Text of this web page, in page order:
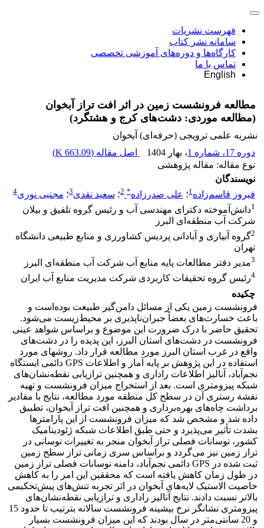
فهرست نشریات
سامانه نشر کتاب
کارگاه‌ها و دوره‌های آموزشی تخصصی
تماس با ما
English
مطالعه فرونشست زمین در اثر افت تراز آبخوان
(مطالعه موردی: دشت‌های کرج و هشتگرد)
نشریه علمی ترویجی (حرفه‌ای) آبخوان
دوره 17، شماره 1
، بهار 1404 اصل مقاله (663.09 K
)
نوع مقاله: مقاله پژوهشی
نویسندگان
فیروز قاسم‌زاده1؛ علی صدرزاده*
2؛ سعید نقدی3؛ مجتبی نوری4
1دانش‌آموخته دکترای مهندسی آب و رئیس گروه تلفیق و بیلان
شرکت آب منطقه‌ای البرز
2گروه آبیاری و آبادانی پردیس کشاورزی و منابع طبیعی دانشگاه
تهران
3مدیر دفتر مطالعات پایه منابع آب شرکت آب منطقه‌ای البرز
4رئیس گروه تحقیقات کاربردی شرکت مدیریت منابع آب ایران
چکیده
فرونشست زمین یکی از مسائل دامن‌گیر طبیعت بوده‌است و
باعث خسارت‌های بعضاً جبران‌ناپذیری بر محیط‌زیست می‌شود.
تحقیق حاضر با درک ضرورت این موضوع و براساس شواهد عینی
فرونشست در دشت‌های استان البرز، این پدیده را در دشت‌های
واقع در غرب استان البرز مورد مطالعه قرار داد. روشهای مورد
استفاده در این پژوهش بر پایه آمار و اطلاعات GPS دائمی ایستگاه
نجم‌آباد، آنالیز اطلاعات راداری و همچنین ترازیابی نقطه‌نشان‌های
شبکه پیزومتری است. بعد از استخراج میزان فرونشست و تهیه
نقشة رستری آن در سطح کل منطقه مورد مطالعه، نتایج با مقادیر
برداشت چاه‌های بهره‌برداری و همچنین افت تراز آبخوان، تطبیق
داده شد و مشخص شد که میزان فرونشست از این پارامترها
بشدت تأثیر می‌پذیرد و حتی طبق اطلاعات شبکه ژئودینامیک
کشور، نوسانات فصلی تراز آبخوان منجر به تغییرات نوسانی در
تراز زمین نیز می‌گردد و براساس سری زمانی تراز سطح زمین
ثبت شده در GPS دائمی نجم‌آباد، دامنه نوسانات فصلی تراز زمین
در طول زمان کاهش یافته است که محققین این امر را به کاهش
خاصیت الاستیک لایه‌های آبخوان در اثر تجربه تنش‌های پیش‌تحکیمی
بالاتر نسبت دادند. نتایج آنالیز راداری و ترازیابی نقطه‌نشان‌های
پیزومتری نشانگر نرخ بیشینه فرونشست سالانه بترتیب تا حدود 15
و 20 سانتی‌متر در سال بودند که این میزان فرونشست بسیار